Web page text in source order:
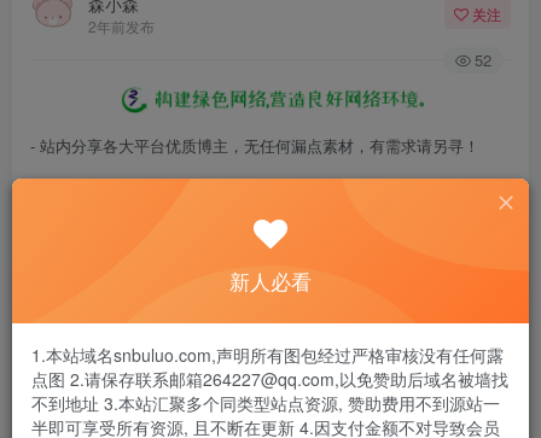
2年前发布
关注
52
- 站内分享各大平台优质博主，无任何漏点素材，有需求请另寻！
- 百度网盘提示提取码错误，请更换浏览器重试，这是百度网盘版本问
- 遇见解压密码不对、无法解压，请查看
- 资源失效/充值未到账/账号解禁...等问题请《提交工单》
#场照##原神#
2023.07.22晋城MY3.0漫展场照~ ​​​
新人必看
1.本站域名snbuluo.com,声明所有图包经过严格审核没有任何露
点图 2.请保存联系邮箱264227@qq.com,以免赞助后域名被墙找
不到地址 3.本站汇聚多个同类型站点资源, 赞助费用不到源站一
半即可享受所有资源, 且不断在更新 4.因支付金额不对导致会员